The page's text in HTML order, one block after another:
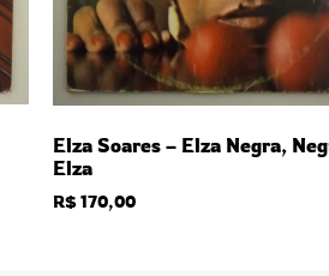
Elza Soares – Elza Negra,
Elza
R$170,00